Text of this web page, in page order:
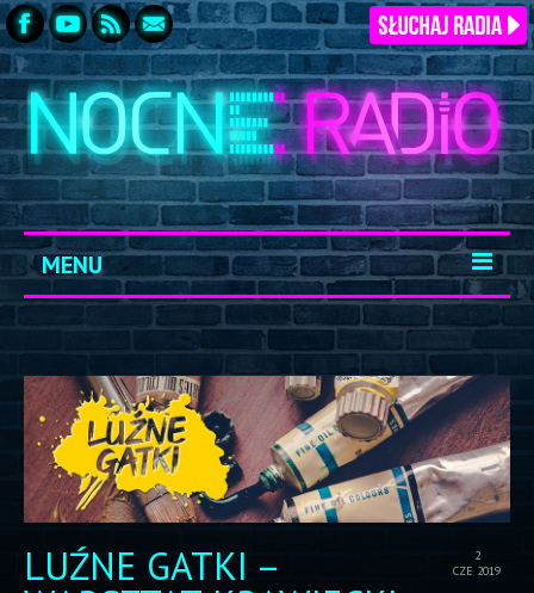
MENU
START
ARCHIWUM
KONTAKT
LOGOWANIE
2
CZE 2019
LUŹNE GATKI –